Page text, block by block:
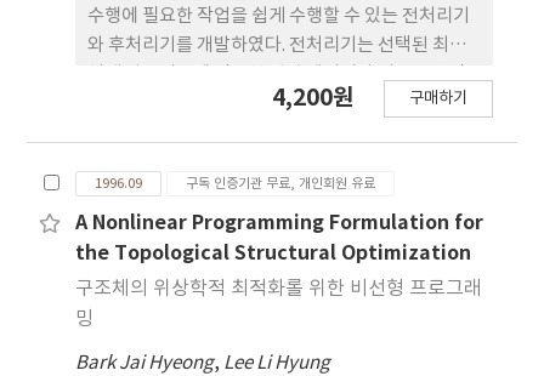
수행에 필요한 작업을 쉽게 수행할 수 있는 전처리기
와 후처리기를 개발하였다. 전처리기는 선택된 최적
성을 도와준다. 후처리기에서는 반복 계산중에 생성
형문제와 삼부재 구조물에 대해서 제시하였다.
4,200원 구매하기
1996.09 구독 인증기관 무료, 개인회원 유료
A Nonlinear Programming Formulation for
the Topological Structural Optimization
구조체의 위상학적 최적화롤 위한 비선형 프로그래
밍
Bark Jai Hyeong, Lee Li Hyung